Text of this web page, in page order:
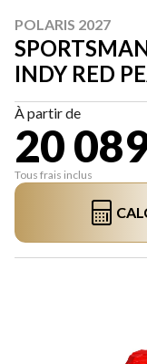
POLARIS 2027
INDY RED
À partir de
20
Tous frais inclus